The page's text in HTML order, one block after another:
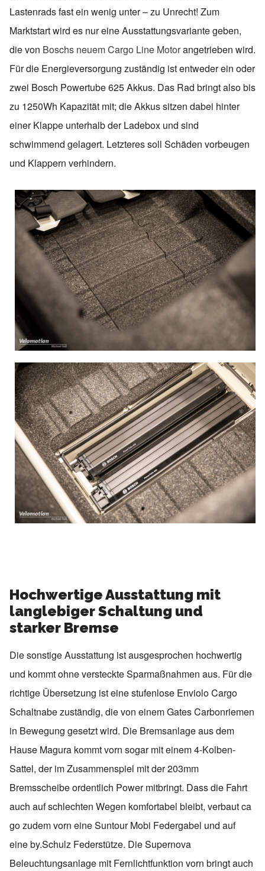
Lastenrads fast ein wenig unter – zu Unrecht! Zum
Marktstart wird es nur eine Ausstattungsvariante geben,
die von Boschs neuem Cargo Line Motorangetrieben wird.
Für die Energieversorgung zuständig ist entweder ein oder
zwei Bosch Powertube 625 Akkus. Das Rad bringt also bis
zu 1250Wh Kapazität mit; die Akkus sitzen dabei hinter
einer Klappe unterhalb der Ladebox und sind
schwimmend gelagert. Letzteres soll Schäden vorbeugen
und Klappern verhindern.
Hochwertige Ausstattung mit
langlebiger Schaltung und
starker Bremse
Die sonstige Ausstattung ist ausgesprochen hochwertig
und kommt ohne versteckte Sparmaßnahmen aus. Für die
richtige Übersetzung ist eine stufenlose Enviolo Cargo
Schaltnabe zuständig, die von einem Gates Carbonriemen
in Bewegung gesetzt wird. Die Bremsanlage aus dem
Hause Magura kommt vorn sogar mit einem 4-Kolben-
Sattel, der im Zusammenspiel mit der 203mm
Bremsscheibe ordentlich Power mitbringt. Dass die Fahrt
auch auf schlechten Wegen komfortabel bleibt, verbaut ca
go zudem vorn eine Suntour Mobi Federgabel und auf
eine by.Schulz Federstütze. Die Supernova
Beleuchtungsanlage mit Fernlichtfunktion vorn bringt auch